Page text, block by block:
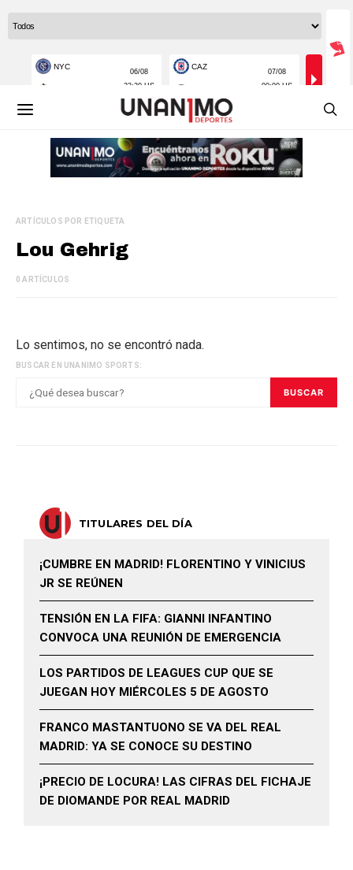
ARTÍCULOS POR ETIQUETA
Lou Gehrig
0 ARTÍCULOS
Lo sentimos, no se encontró nada.
BUSCAR EN UNANIMO SPORTS:
BUSCAR
TITULARES DEL DÍA
¡CUMBRE EN MADRID! FLORENTINO Y VINICIUS
JR SE REÚNEN
TENSIÓN EN LA FIFA: GIANNI INFANTINO
CONVOCA UNA REUNIÓN DE EMERGENCIA
LOS PARTIDOS DE LEAGUES CUP QUE SE
JUEGAN HOY MIÉRCOLES 5 DE AGOSTO
FRANCO MASTANTUONO SE VA DEL REAL
MADRID: YA SE CONOCE SU DESTINO
¡PRECIO DE LOCURA! LAS CIFRAS DEL FICHAJE
DE DIOMANDE POR REAL MADRID